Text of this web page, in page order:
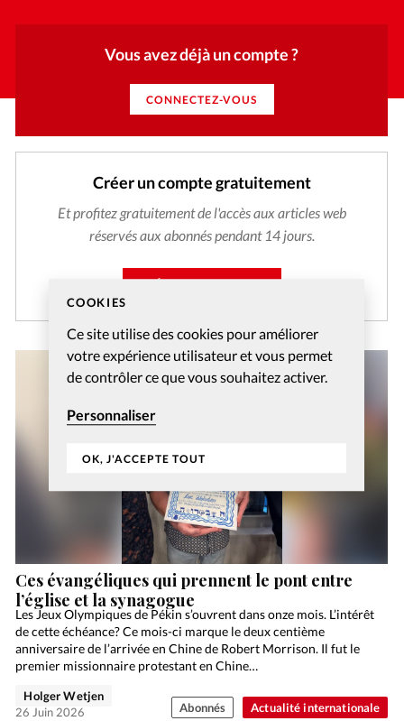
COOKIES
Ce site utilise des cookies pour améliorer
votre expérience utilisateur et vous permet
de contrôler ce que vous souhaitez activer.
Personnaliser
OK, J'ACCEPTE TOUT
Vous avez déjà un compte ?
CONNECTEZ-VOUS
Créer un compte gratuitement
Et profitez gratuitement de l'accès aux articles web
réservés aux abonnés pendant 14 jours.
CRÉER MON COMPTE
Actualité internationale
Ces évangéliques qui prennent le pont entre
l’église et la synagogue
Les Jeux Olympiques de Pékin s’ouvrent dans onze mois. L’intérêt
de cette échéance? Ce mois-ci marque le deux centième
anniversaire de l’arrivée en Chine de Robert Morrison. Il fut le
premier missionnaire protestant en Chine…
Holger Wetjen
26 Juin 2026
Abonnés